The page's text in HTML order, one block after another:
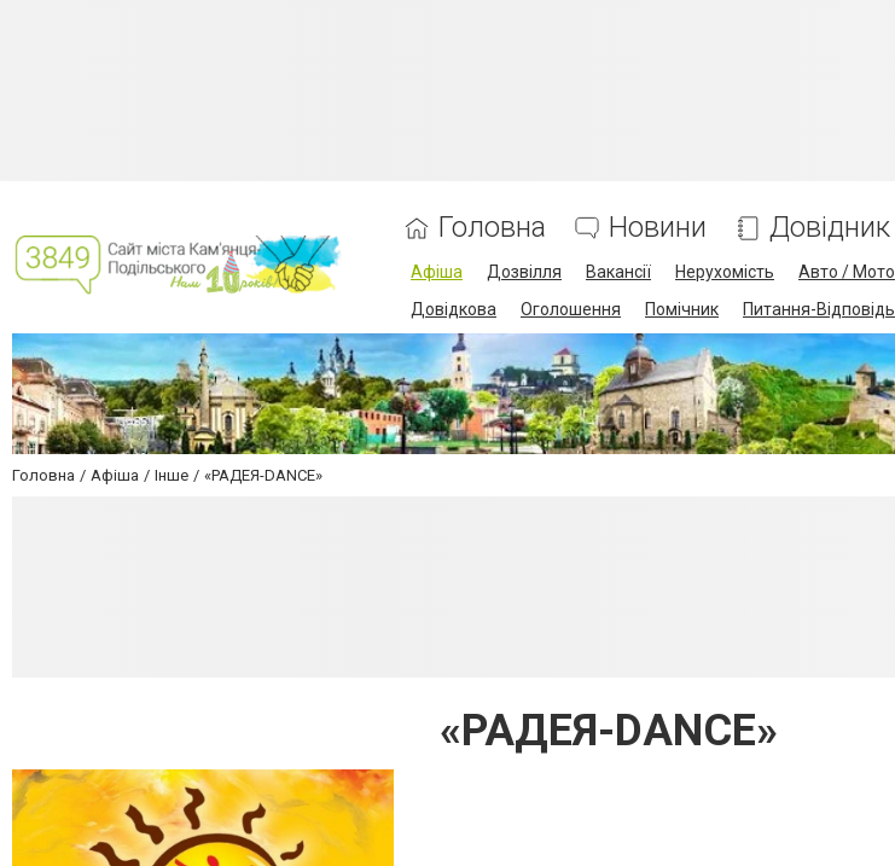
Головна Новини Довідник
Афіша Дозвілля Вакансії Нерухомість Авто / Мото
Довідкова
Оголошення Помічник Питання-Відповідь
Головна Афіша Інше «РАДЕЯ-DANCE»
«РАДЕЯ-DANCE»